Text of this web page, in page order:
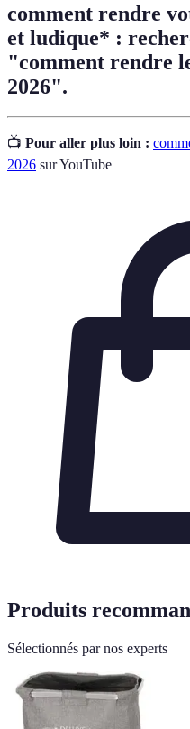
comment rendre
et ludique* :
"comment rendre
2026".
📺 Pour aller plus loin :
2026 sur YouTube
Produits
Sélectionnés par nos experts